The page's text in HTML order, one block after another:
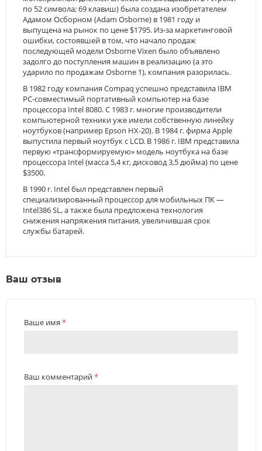
по 52 символа; 69 клавиш) была создана изобретателем
Адамом Осборном (Adam Osborne) в 1981 году и
выпущена на рынок по цене $1795. Из-за маркетинговой
ошибки, состоявшей в том, что начало продаж
последующей модели Osborne Vixen было объявлено
задолго до поступления машин в реализацию (а это
ударило по продажам Osborne 1), компания разорилась.
В 1982 году компания Compaq успешно представила IBM
PC-совместимый портативный компьютер на базе
процессора Intel 8080. С 1983 г. многие производители
компьютерной техники уже имели собственную линейку
ноутбуков (например Epson HX-20). В 1984 г. фирма Apple
выпустила первый ноутбук с LCD. В 1986 г. IBM представила
первую «трансформируемую» модель ноутбука на базе
процессора Intel (масса 5,4 кг, дисковод 3,5 дюйма) по цене
$3500.
В 1990 г. Intel был представлен первый
специализированный процессор для мобильных ПК —
Intel386 SL, а также была предложена технология
снижения напряжения питания, увеличившая срок
службы батарей.
Ваш отзыв
Ваше имя *
Ваш комментарий*